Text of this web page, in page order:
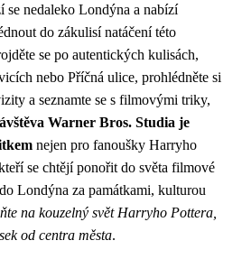
se nedaleko Londýna a nabízí
do zákulisí natáčení této
se po autentických kulisách,
nebo Příčná ulice, prohlédněte si
a seznamte se s filmovými triky,
Warner Bros. Studia je
nejen pro fanoušky Harryho
se chtějí ponořit do světa filmové
Londýna za památkami, kulturou
na kouzelný svět Harryho Pottera,
od centra města.